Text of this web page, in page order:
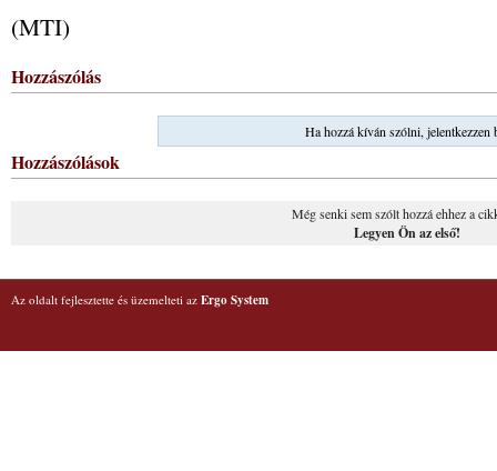
(MTI)
Hozzászólás
Ha hozzá kíván szólni, jelentkezzen
Hozzászólások
Még senki sem szólt hozzá ehhez a
Legyen Ön az első!
Az oldalt fejlesztette és üzemelteti az Ergo System